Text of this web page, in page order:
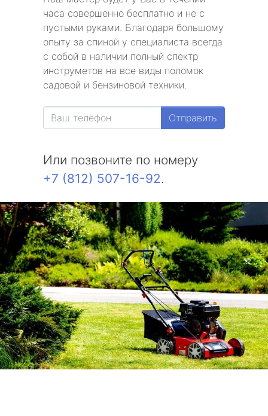
часа совершенно бесплатно и не с
пустыми руками. Благодаря большому
опыту за спиной у специалиста всегда
с собой в наличии полный спектр
инструметов на все виды поломок
садовой и бензиновой техники.
Отправить
Или позвоните по номеру
+7 (812) 507-16-92.